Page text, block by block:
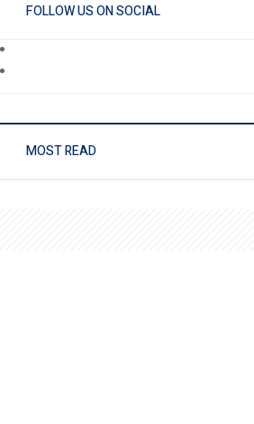
FOLLOW US ON SOCIAL
MOST READ